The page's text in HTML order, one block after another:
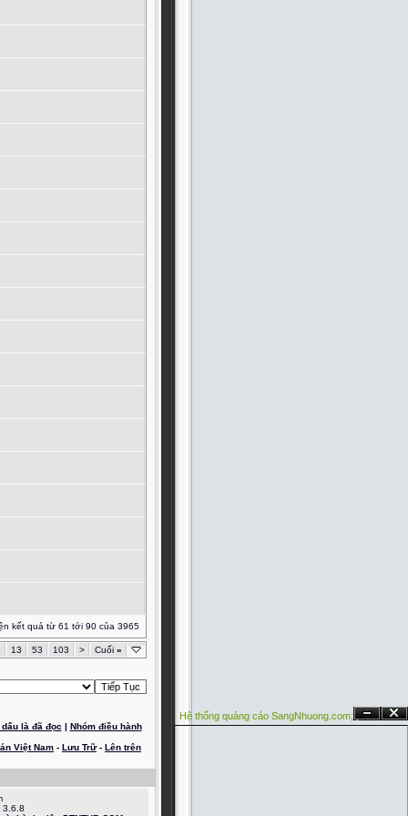
kết quả từ 61 tới 90 của 3965
13 53 103 > Cuối »
Ẩn Đóng
Hệ thống quảng cáo SangNhuong.com;
là đã đọc | Nhóm điều hành
Việt Nam - Lưu Trữ- Lên trên
3.6.8